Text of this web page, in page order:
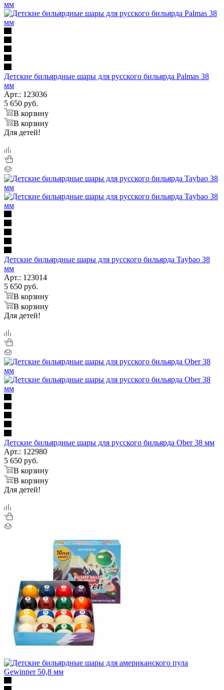
Детские бильярдные шары для русского бильярда Palmas 38
мм
Арт.: 123036
5 650 руб.
В корзину
В корзину
Для детей!
Детские бильярдные шары для русского бильярда Taybao 38
мм
Арт.: 123014
5 650 руб.
В корзину
В корзину
Для детей!
Детские бильярдные шары для русского бильярда Ober 38 мм
Арт.: 122980
5 650 руб.
В корзину
В корзину
Для детей!